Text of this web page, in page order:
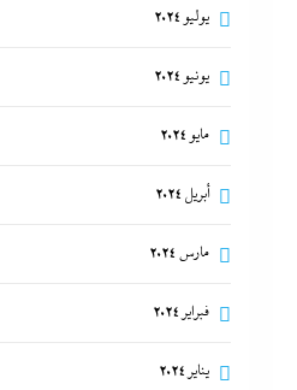
يوليو 2024
يونيو 2024
مايو 2024
أبريل 2024
مارس 2024
فبراير 2024
يناير 2024